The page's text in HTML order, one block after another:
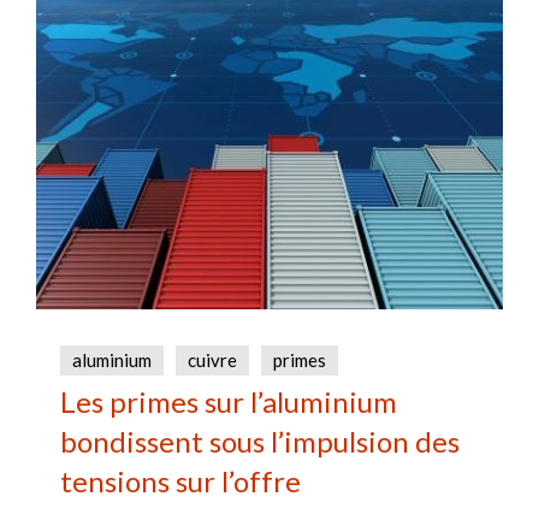
aluminium cuivre primes
Les primes sur l’aluminium
bondissent sous l’impulsion des
tensions sur l’offre